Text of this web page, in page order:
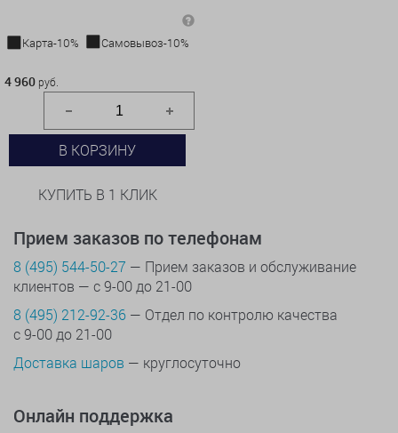
Карта-10%
Самовывоз-10%
4 960 руб.
В КОРЗИНУ
КУПИТЬ В 1 КЛИК
Прием заказов по телефонам
8 (495) 544-50-27 — Прием заказов и обслуживание
клиентов — с 9-00 до 21-00
8 (495) 212-92-36 — Отдел по контролю качества
с 9-00 до 21-00
Доставка шаров — круглосуточно
Онлайн поддержка